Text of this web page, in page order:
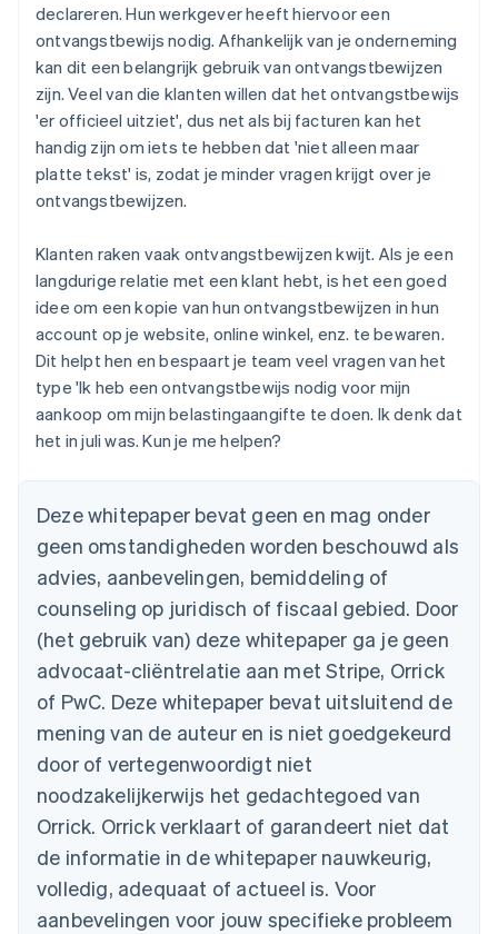
declareren. Hun werkgever heeft hiervoor een
ontvangstbewijs nodig. Afhankelijk van je onderneming
kan dit een belangrijk gebruik van ontvangstbewijzen
zijn. Veel van die klanten willen dat het ontvangstbewijs
'er officieel uitziet', dus net als bij facturen kan het
handig zijn om iets te hebben dat 'niet alleen maar
platte tekst' is, zodat je minder vragen krijgt over je
ontvangstbewijzen.
Klanten raken vaak ontvangstbewijzen kwijt. Als je een
langdurige relatie met een klant hebt, is het een goed
idee om een kopie van hun ontvangstbewijzen in hun
account op je website, online winkel, enz. te bewaren.
Dit helpt hen en bespaart je team veel vragen van het
type 'Ik heb een ontvangstbewijs nodig voor mijn
aankoop om mijn belastingaangifte te doen. Ik denk dat
het in juli was. Kun je me helpen?
Deze whitepaper bevat geen en mag onder
geen omstandigheden worden beschouwd als
advies, aanbevelingen, bemiddeling of
counseling op juridisch of fiscaal gebied. Door
(het gebruik van) deze whitepaper ga je geen
advocaat-cliëntrelatie aan met Stripe, Orrick
of PwC. Deze whitepaper bevat uitsluitend de
mening van de auteur en is niet goedgekeurd
door of vertegenwoordigt niet
noodzakelijkerwijs het gedachtegoed van
Orrick. Orrick verklaart of garandeert niet dat
de informatie in de whitepaper nauwkeurig,
volledig, adequaat of actueel is. Voor
aanbevelingen voor jouw specifieke probleem
Australië
English
Nederlands FrançaisDeutschEnglish
Brazilië
Português English
Bulgarije
English
Canada
EnglishFrançais
English
Denemarken
DeutschEnglish
Estland
English
Finland
English Svenska
Frankrijk
Français English
Gibraltar
English
Griekenland
English
Hongarije
English
Hongkong SAR, China
English简体中文
Ierland
English
India
English